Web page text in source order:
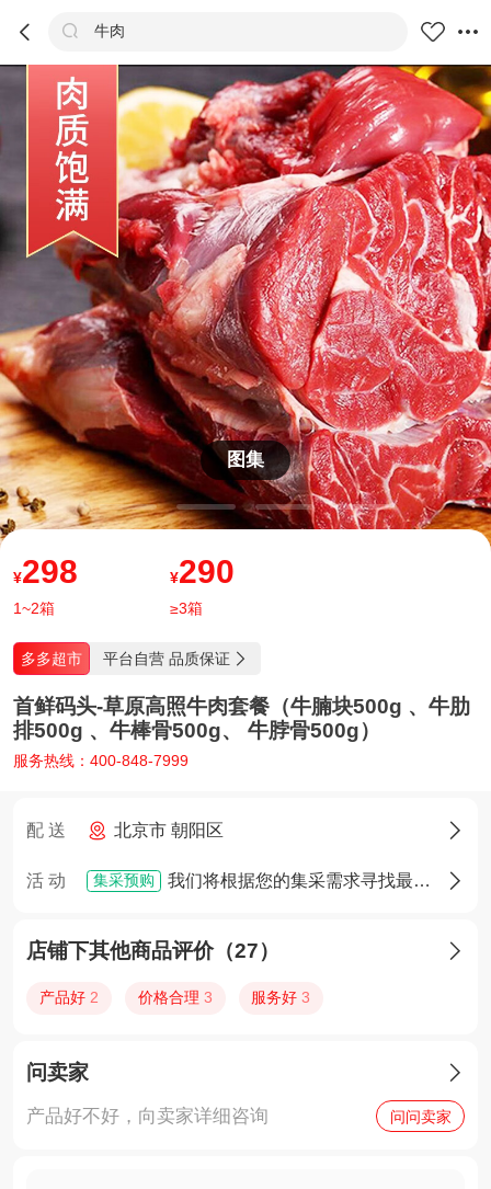
  牛肉 
商品 评价 详情 推荐
图集
¥298
1~2箱
¥290
≥3箱
多多超市 平台自营 品质保证 
首鲜码头-草原高照牛肉套餐（牛腩块500g 、牛肋
排500g 、牛棒骨500g、 牛脖骨500g）
服务热线：400-848-7999
配 送 北京市 朝阳区 
活 动 集采预购 我们将根据您的集采需求寻找最佳货源，确定货源后您将享有优先采购权 
店铺下其他商品评价（27） 
产品好 2 价格合理 3 服务好3
问卖家 
产品好不好，向卖家详细咨询 问问卖家